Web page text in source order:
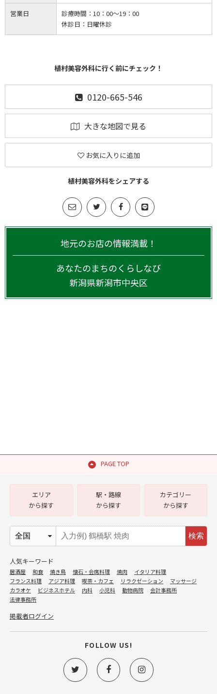
営業日 診療時間： 10：00～19：00
休診日： 日曜休診
植村美容外科に行く前にチェック！
0120-665-546
大きな地図で見る
お気に入りに追加
植村美容外科をシェアする
地元のお店の情報満載！
あなたのまちのくらしなび
新潟県新潟市中央区
PAGE TOP
エリア
から探す
駅・路線
から探す
カテゴリー
から探す
検索
人気キーワード
居酒屋 和食 焼き鳥 懐石・会席料理 焼肉
イタリア料理
フランス料理
アジア料理 喫茶・カフェ リラクゼーション
マッサージ
カラオケ
ビジネスホテル 内科 小児科 動物病院
会計事務所
法律事務所
掲載者ログイン
FOLLOW US!